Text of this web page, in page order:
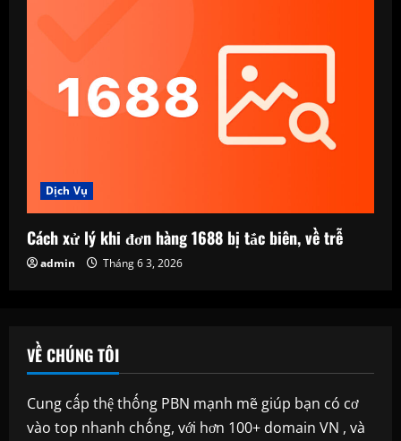
Dịch Vụ
Cách xử lý khi đơn hàng 1688 bị tắc biên, về trễ
admin Tháng 6 3, 2026
VỀ CHÚNG TÔI
Cung cấp thệ thống PBN mạnh mẽ giúp bạn có cơ
vào top nhanh chống, với hơn 100+ domain VN , và